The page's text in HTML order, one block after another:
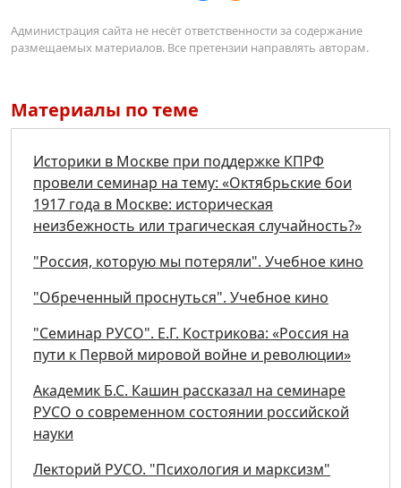
Администрация сайта не несёт ответственности за содержание
размещаемых материалов. Все претензии направлять авторам.
Материалы по теме
Историки в Москве при поддержке КПРФ
провели семинар на тему: «Октябрьские бои
1917 года в Москве: историческая
неизбежность или трагическая случайность?»
"Россия, которую мы потеряли". Учебное кино
"Обреченный проснуться". Учебное кино
"Семинар РУСО". Е.Г. Кострикова: «Россия на
пути к Первой мировой войне и революции»
Академик Б.С. Кашин рассказал на семинаре
РУСО о современном состоянии российской
науки
Лекторий РУСО. "Психология и марксизм"